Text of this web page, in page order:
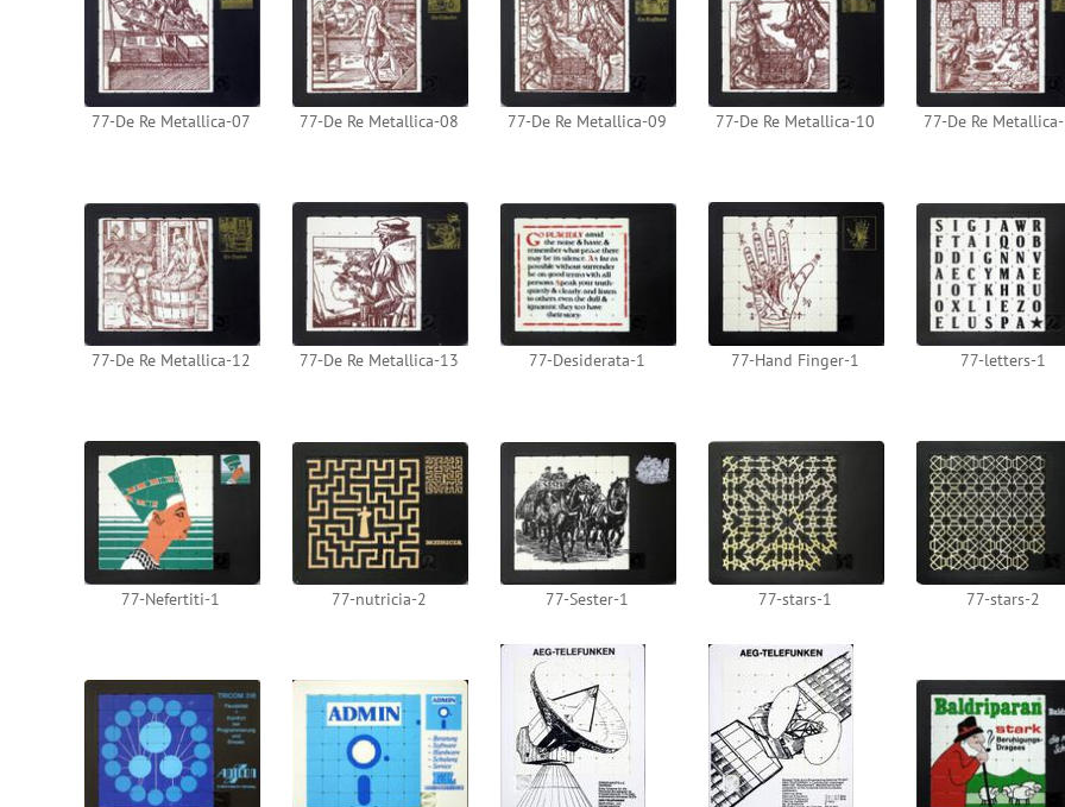
77-De Re Metallica-07 77-De Re Metallica-08 77-De Re Metallica-09 77-De Re Metallica-10 77-De Re
77-De Re Metallica-12 77-De Re Metallica-13 77-Desiderata-1 77-Hand Finger-1 77-letters-1
77-Nefertiti-1 77-nutricia-2 77-Sester-1 77-stars-1 77-stars-2